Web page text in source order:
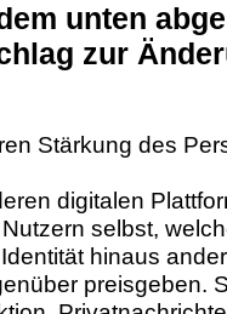
unten
zur
Stärkung des
digitalen
selbst,
hinaus
preisgeben.